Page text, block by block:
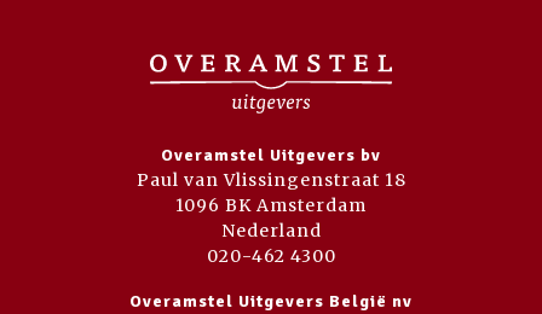
Overamstel Uitgevers bv
Paul van Vlissingenstraat 18
1096 BK Amsterdam
Nederland
020-462 4300
Overamstel Uitgevers België nv